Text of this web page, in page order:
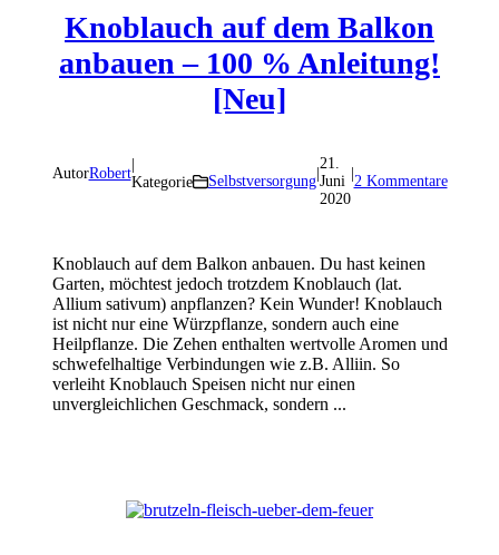
Knoblauch auf dem Balkon
anbauen – 100 % Anleitung!
[Neu]
AutorRobert
Kategorie
Selbstversorgung|
21.
Juni
2020
2 Kommentare
Knoblauch auf dem Balkon anbauen. Du hast keinen
Garten, möchtest jedoch trotzdem Knoblauch (lat.
Allium sativum) anpflanzen? Kein Wunder! Knoblauch
ist nicht nur eine Würzpflanze, sondern auch eine
Heilpflanze. Die Zehen enthalten wertvolle Aromen und
schwefelhaltige Verbindungen wie z.B. Alliin. So
verleiht Knoblauch Speisen nicht nur einen
unvergleichlichen Geschmack, sondern ...